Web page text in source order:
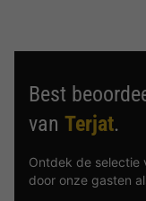
Best
van Terjat.
Ontdek de selectie
door onze gasten